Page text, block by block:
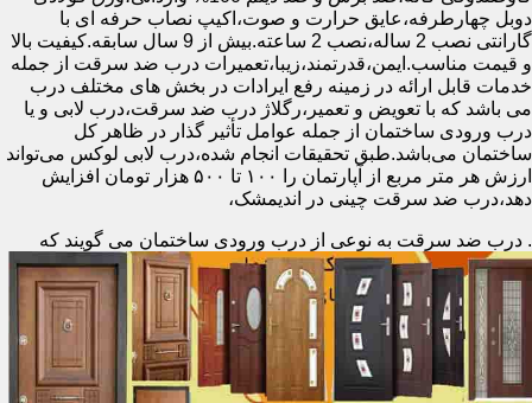
دوبل چهارطرفه،عایق حرارت و صوت،اکیپ نصاب حرفه ای با
گارانتی نصب 2 ساله،نصب 2 ساعته.بیش از 9 سال سابقه.کیفیت بالا
و قیمت مناسب.ایمن،قدرتمند،زیبا،تعمیرات درب ضد سرقت از جمله
خدمات قابل ارائه در زمینه رفع ایرادات در بخش های مختلف درب
می باشد که با تعویض و تعمیر،رگلاژ درب ضد سرقت،درب لابی و یا
درب ورودی ساختمان از جمله عوامل تأثیر گذار در ظاهر کل
ساختمان می‌باشد.طبق تحقیقات انجام شده،درب لابی لوکس می‌تواند
ارزش هر متر مربع از آپارتمان را ۱۰۰ تا ۵۰۰ هزار تومان افزایش
دهد،درب ضد سرقت چینی در اندیمشک،
. درب ضد سرقت به نوعی از درب ورودی ساختمان می گویند که